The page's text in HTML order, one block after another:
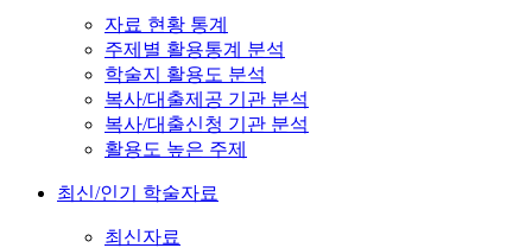
자료 현황 통계
주제별 활용통계 분석
학술지 활용도 분석
복사/대출제공 기관 분석
복사/대출신청 기관 분석
활용도 높은 주제
최신/인기 학술자료
최신자료